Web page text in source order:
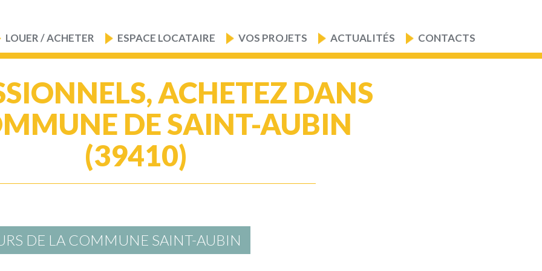
LOUER / ACHETER ESPACE LOCATAIRE VOS PROJETS ACTUALITÉS CONTACTS
ACHETEZ DANS
DE SAINT-AUBIN
(39410)
DE LA COMMUNE SAINT-AUBIN